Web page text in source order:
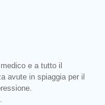
e a tutto il
avute in spiaggia per il